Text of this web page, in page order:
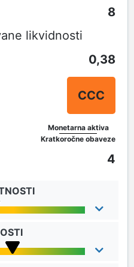
8
likvidnosti
0,38
CCC
Monetarna aktiva
Kratkoročne obaveze
4